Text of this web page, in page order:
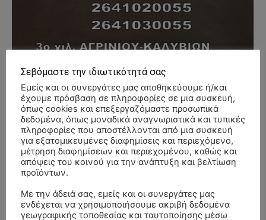
- Advertisment -
Σεβόμαστε την ιδιωτικότητά σας
Εμείς και οι συνεργάτες μας αποθηκεύουμε ή/και
έχουμε πρόσβαση σε πληροφορίες σε μια συσκευή,
όπως cookies και επεξεργαζόμαστε προσωπικά
δεδομένα, όπως μοναδικά αναγνωριστικά και τυπικές
πληροφορίες που αποστέλλονται από μια συσκευή
για εξατομικευμένες διαφημίσεις και περιεχόμενο,
μέτρηση διαφημίσεων και περιεχομένου, καθώς και
απόψεις του κοινού για την ανάπτυξη και βελτίωση
προϊόντων.
Με την άδειά σας, εμείς και οι συνεργάτες μας
ενδέχεται να χρησιμοποιήσουμε ακριβή δεδομένα
γεωγραφικής τοποθεσίας και ταυτοποίησης μέσω